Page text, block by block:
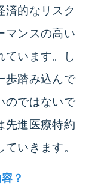
済的なリスク
マンスの高い
ています。し
歩踏み込んで
のではないで
先進医療特約
いきます。
？